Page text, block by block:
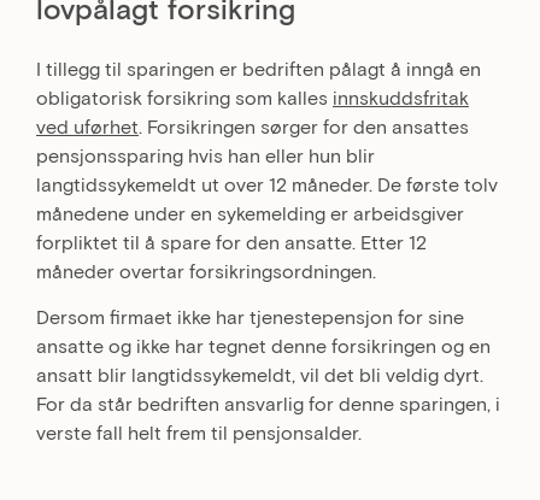
lovpålagt forsikring
I tillegg til sparingen er bedriften pålagt å inngå en
obligatorisk forsikring som kalles innskuddsfritak
ved uførhet . Forsikringen sørger for den ansattes
pensjonssparing hvis han eller hun blir
langtidssykemeldt ut over 12 måneder. De første tolv
månedene under en sykemelding er arbeidsgiver
forpliktet til å spare for den ansatte. Etter 12
måneder overtar forsikringsordningen.
Dersom firmaet ikke har tjenestepensjon for sine
ansatte og ikke har tegnet denne forsikringen og en
ansatt blir langtidssykemeldt, vil det bli veldig dyrt.
For da står bedriften ansvarlig for denne sparingen, i
verste fall helt frem til pensjonsalder.